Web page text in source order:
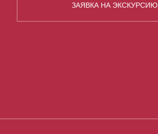
ЗАЯВКА НА ЭКСКУРСИЮ